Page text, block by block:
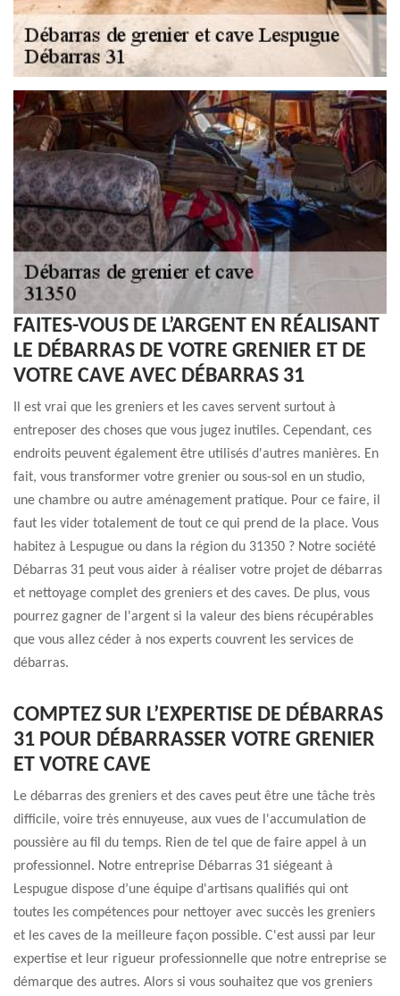
FAITES-VOUS DE L’ARGENT EN RÉALISANT
LE DÉBARRAS DE VOTRE GRENIER ET DE
VOTRE CAVE AVEC DÉBARRAS 31
Il est vrai que les greniers et les caves servent surtout à
entreposer des choses que vous jugez inutiles. Cependant, ces
endroits peuvent également être utilisés d'autres manières. En
fait, vous transformer votre grenier ou sous-sol en un studio,
une chambre ou autre aménagement pratique. Pour ce faire, il
faut les vider totalement de tout ce qui prend de la place. Vous
habitez à Lespugue ou dans la région du 31350 ? Notre société
Débarras 31 peut vous aider à réaliser votre projet de débarras
et nettoyage complet des greniers et des caves. De plus, vous
pourrez gagner de l'argent si la valeur des biens récupérables
que vous allez céder à nos experts couvrent les services de
débarras.
COMPTEZ SUR L’EXPERTISE DE DÉBARRAS
31 POUR DÉBARRASSER VOTRE GRENIER
ET VOTRE CAVE
Le débarras des greniers et des caves peut être une tâche très
difficile, voire très ennuyeuse, aux vues de l'accumulation de
poussière au fil du temps. Rien de tel que de faire appel à un
professionnel. Notre entreprise Débarras 31 siégeant à
Lespugue dispose d’une équipe d'artisans qualifiés qui ont
toutes les compétences pour nettoyer avec succès les greniers
et les caves de la meilleure façon possible. C'est aussi par leur
expertise et leur rigueur professionnelle que notre entreprise se
démarque des autres. Alors si vous souhaitez que vos greniers